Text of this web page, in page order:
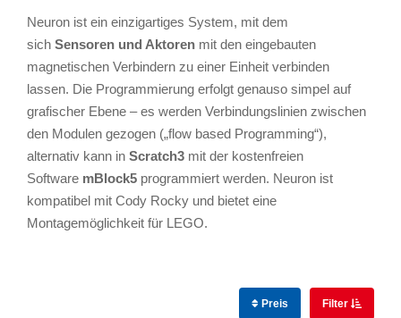
Neuron ist ein einzigartiges System, mit dem
sich Sensoren und Aktorenmit den eingebauten
magnetischen Verbindern zu einer Einheit verbinden
lassen. Die Programmierung erfolgt genauso simpel auf
grafischer Ebene – es werden Verbindungslinien zwischen
den Modulen gezogen („flow based Programming“),
alternativ kann in Scratch3mit der kostenfreien
Software mBlock5programmiert werden. Neuron ist
kompatibel mit Cody Rocky und bietet eine
Montagemöglichkeit für LEGO.
Preis Filter